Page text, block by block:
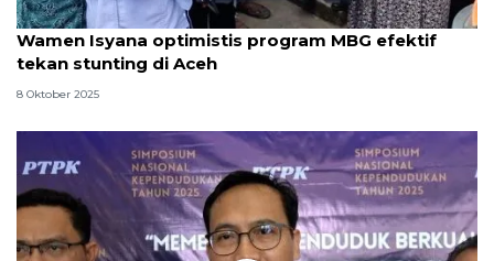
Wamen Isyana optimistis program MBG efektif
tekan stunting di Aceh
8 Oktober 2025